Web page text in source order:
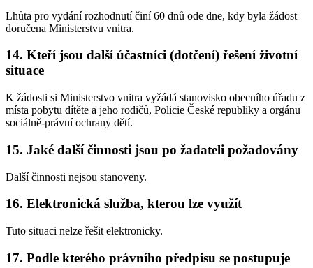
Lhůta pro vydání rozhodnutí činí 60 dnů ode dne, kdy byla žádost
doručena Ministerstvu vnitra.
14. Kteří jsou další účastníci (dotčení) řešení životní
situace
K žádosti si Ministerstvo vnitra vyžádá stanovisko obecního úřadu z
místa pobytu dítěte a jeho rodičů, Policie České republiky a orgánu
sociálně-právní ochrany dětí.
15. Jaké další činnosti jsou po žadateli požadovány
Další činnosti nejsou stanoveny.
16. Elektronická služba, kterou lze využít
Tuto situaci nelze řešit elektronicky.
17. Podle kterého právního předpisu se postupuje